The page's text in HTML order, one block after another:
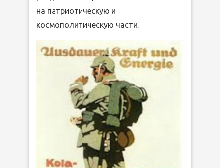
на патриотическую и
космополитическую части.